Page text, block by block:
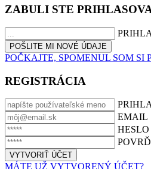
ZABULI STE
POČKAJTE, SPOMENUL SOM SI
REGISTRÁCIA
EMAIL
HESLO
MÁTE UŽ VYTVORENÝ ÚČET?